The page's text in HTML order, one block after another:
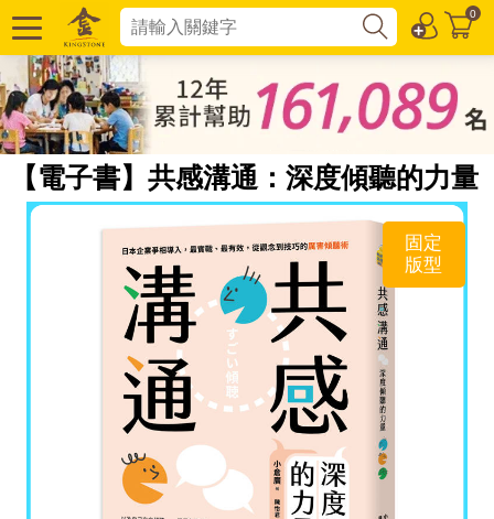
0
【電子書】共感溝通：深度傾聽的力量
固定
版型